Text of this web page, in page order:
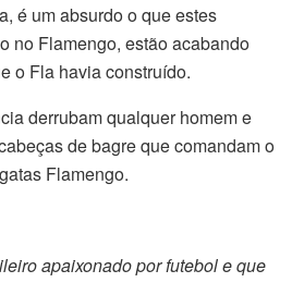
é um absurdo o que estes
no Flamengo, estão acabando
o Fla havia construído.
derrubam qualquer homem e
de bagre que comandam o
Flamengo.
apaixonado por futebol e que